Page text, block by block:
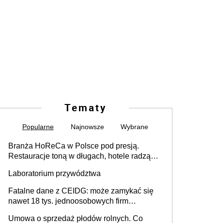
Tematy
Popularne Najnowsze Wybrane
Branża HoReCa w Polsce pod presją.
Restauracje toną w długach, hotele radzą
Laboratorium przywództwa
Fatalne dane z CEIDG: może zamykać się
nawet 18 tys. jednoosobowych firm
Umowa o sprzedaż płodów rolnych. Co